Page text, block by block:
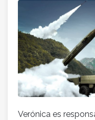
Verónica es